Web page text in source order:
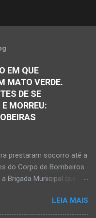
EM QUE
MATO VERDE.
DE SE
MORREU:
prestaram socorro até a
do Corpo de Bombeiros
Brigada Municipal que
Foto álbum pessoal Kauan
em sua rede social a
LEIA MAIS